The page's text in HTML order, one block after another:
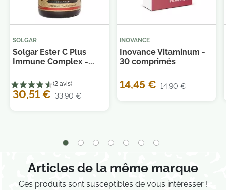
SOLGAR
Solgar Ester C Plus
Immune Complex -...
30,51 € 33,90 €
INOVANCE
Inovance Vitaminum -
30 comprimés
14,45 € 14,90 €
Articles de la même marque
Ces produits sont susceptibles de vous intéresser !
promotionnelles.
Consultez notre politique de
confidentialité.